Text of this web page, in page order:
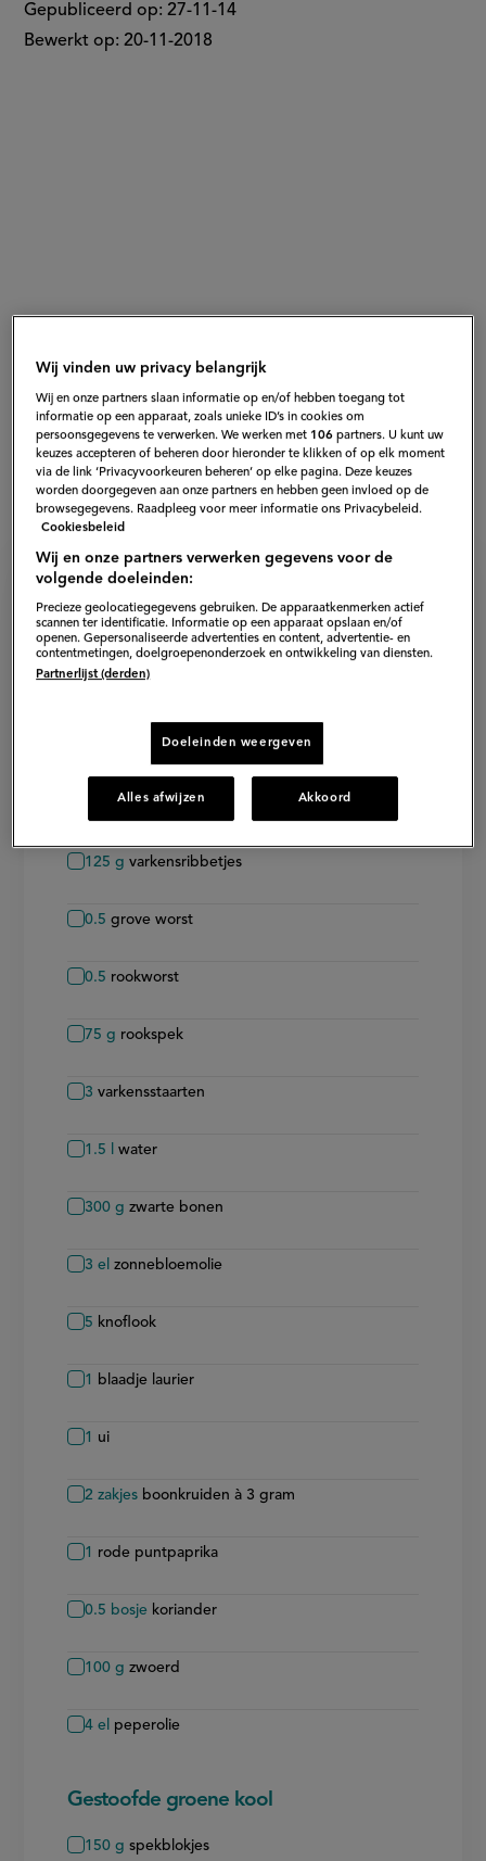
Gepubliceerd op: 27-11-14
Bewerkt op: 20-11-2018
Ingrediënten voor feijoada
4personen − +
gezouten varkenslende
g gedroogd vlees
125 g varkensribbetjes
0.5 grove worst
0.5 rookworst
75 g rookspek
3 varkensstaarten
1.5 water
300 g zwarte bonen
3 el zonnebloemolie
5 knoflook
1 blaadje laurier
1 ui
2 zakjes boonkruiden à 3 gram
1 rode puntpaprika
0.5 bosje koriander
100 g zwoerd
4 el peperolie
Gestoofde groene kool
150 g spekblokjes
Wij vinden uw privacy belangrijk
Wij en onze partners slaan informatie op en/of hebben toegang tot
informatie op een apparaat, zoals unieke ID’s in cookies om
persoonsgegevens te verwerken. We werken met 106 partners. U kunt uw
keuzes accepteren of beheren door hieronder te klikken of op elk moment
via de link ‘Privacyvoorkeuren beheren’ op elke pagina. Deze keuzes
worden doorgegeven aan onze partners en hebben geen invloed op de
browsegegevens. Raadpleeg voor meer informatie ons Privacybeleid.
Cookiesbeleid
Wij en onze partners verwerken gegevens voor de
volgende doeleinden:
Precieze geolocatiegegevens gebruiken. De apparaatkenmerken actief
scannen ter identificatie. Informatie op een apparaat opslaan en/of
openen. Gepersonaliseerde advertenties en content, advertentie- en
contentmetingen, doelgroepenonderzoek en ontwikkeling van diensten.
Partnerlijst (derden)
Doeleinden weergeven
Alles afwijzen Akkoord